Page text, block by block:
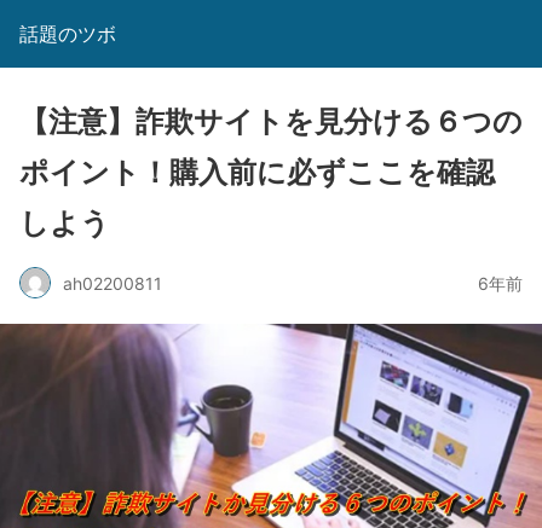
話題のツボ
【注意】詐欺サイトを見分ける６つの
ポイント！購入前に必ずここを確認
しよう
ah02200811 6年前